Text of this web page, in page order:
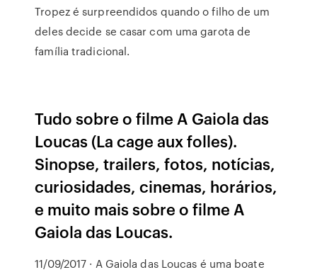
Tropez é surpreendidos quando o filho de um
deles decide se casar com uma garota de
família tradicional.
Tudo sobre o filme A Gaiola das
Loucas (La cage aux folles).
Sinopse, trailers, fotos, notícias,
curiosidades, cinemas, horários,
e muito mais sobre o filme A
Gaiola das Loucas.
11/09/2017 · A Gaiola das Loucas é uma boate